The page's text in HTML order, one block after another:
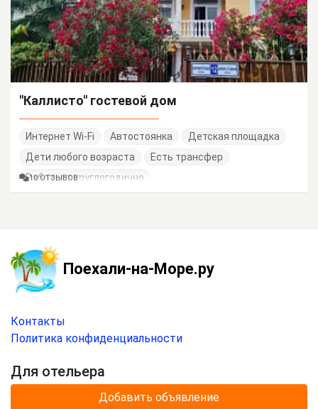
"Каллисто" гостевой дом
Интернет Wi-Fi Автостоянка
Детская площадка
Дети любого возраста
Есть трансфер
Работает круглогодично
10 ОТЗЫВОВ
Поехали-на-Море.ру
Контакты
Политика конфиденциальности
Для отельера
Добавить объявление